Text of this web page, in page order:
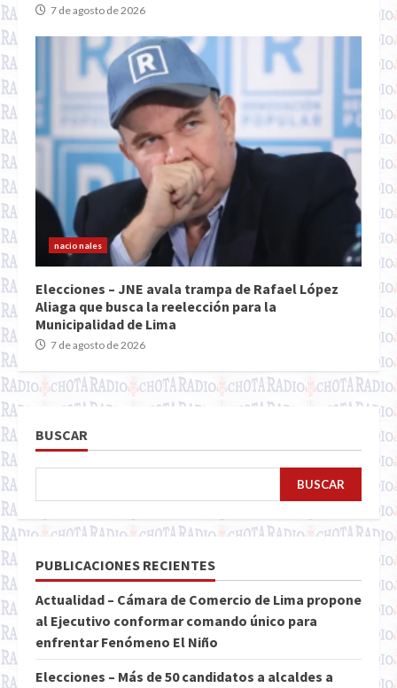
7 de agosto de 2026
nacionales
Elecciones – JNE avala trampa de Rafael López
Aliaga que busca la reelección para la
Municipalidad de Lima
7 de agosto de 2026
BUSCAR
BUSCAR
PUBLICACIONES RECIENTES
Actualidad – Cámara de Comercio de Lima propone
al Ejecutivo conformar comando único para
enfrentar Fenómeno El Niño
Elecciones – Más de 50 candidatos a alcaldes a